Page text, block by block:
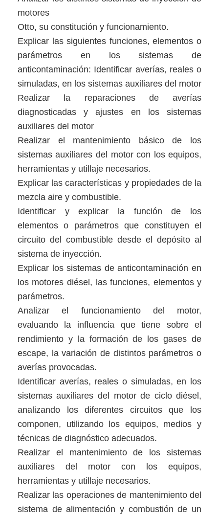
motores
Otto, su constitución y funcionamiento.
Explicar las siguientes funciones, elementos o
parámetros en los sistemas de
anticontaminación: Identificar averías, reales o
simuladas, en los sistemas auxiliares del motor
Realizar la reparaciones de averías
diagnosticadas y ajustes en los sistemas
auxiliares del motor
Realizar el mantenimiento básico de los
sistemas auxiliares del motor con los equipos,
herramientas y utillaje necesarios.
Explicar las características y propiedades de la
mezcla aire y combustible.
Identificar y explicar la función de los
elementos o parámetros que constituyen el
circuito del combustible desde el depósito al
sistema de inyección.
Explicar los sistemas de anticontaminación en
los motores diésel, las funciones, elementos y
parámetros.
Analizar el funcionamiento del motor,
evaluando la influencia que tiene sobre el
rendimiento y la formación de los gases de
escape, la variación de distintos parámetros o
averías provocadas.
Identificar averías, reales o simuladas, en los
sistemas auxiliares del motor de ciclo diésel,
analizando los diferentes circuitos que los
componen, utilizando los equipos, medios y
técnicas de diagnóstico adecuados.
Realizar el mantenimiento de los sistemas
auxiliares del motor con los equipos,
herramientas y utillaje necesarios.
Realizar las operaciones de mantenimiento del
sistema de alimentación y combustión de un